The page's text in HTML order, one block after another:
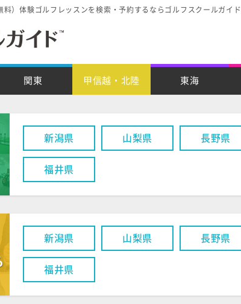
）体験ゴルフレッスンを検索・予約するならゴルフスクールガイド
関東 甲信越・北陸 東海
新潟県 山梨県 長野県
福井県
新潟県 山梨県 長野県
福井県